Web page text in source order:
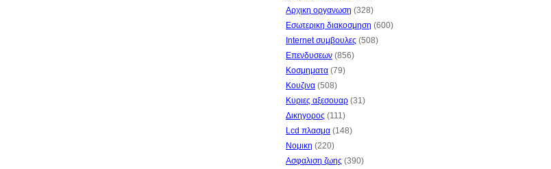
Αρχικη οργανωση (328)
Εσωτερικη διακοσμηση (600)
Internet συμβουλες (508)
Επενδυσεων (856)
Κοσμηματα (79)
Κουζινα (508)
Κυριες αξεσουαρ (31)
Δικηγορος (111)
Lcd πλασμα (148)
Νομικη (220)
Ασφαλιση ζωης (390)